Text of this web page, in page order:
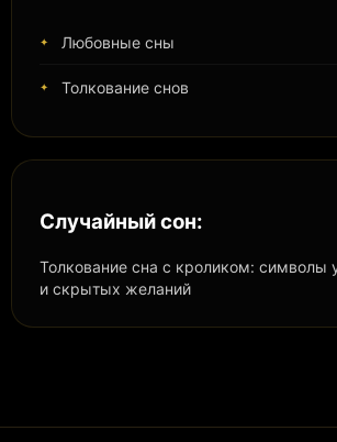
Любовные сны
Толкование снов
Случайный сон:
Толкование сна с кроликом: символы
и скрытых желаний